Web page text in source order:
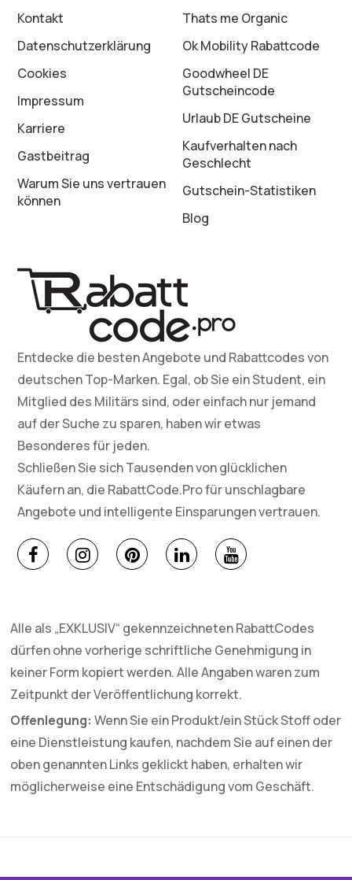
Kontakt
Datenschutz­erklärung
Cookies
Impressum
Karriere
Gastbeitrag
Warum Sie uns vertrauen
können
Thats me Organic
Ok Mobility Rabattcode
Goodwheel DE
Gutscheincode
Urlaub DE Gutscheine
Kaufverhalten nach
Geschlecht
Gutschein-Statistiken
Blog
Entdecke die besten Angebote und Rabattcodes von
deutschen Top-Marken. Egal, ob Sie ein Student, ein
Mitglied des Militärs sind, oder einfach nur jemand
auf der Suche zu sparen, haben wir etwas
Besonderes für jeden.
Schließen Sie sich Tausenden von glücklichen
Käufern an, die RabattCode.Pro für unschlagbare
Angebote und intelligente Einsparungen vertrauen.
Alle als „EXKLUSIV“ gekennzeichneten RabattCodes
dürfen ohne vorherige schriftliche Genehmigung in
keiner Form kopiert werden. Alle Angaben waren zum
Zeitpunkt der Veröffentlichung korrekt.
Offenlegung: Wenn Sie ein Produkt/ein Stück Stoff oder
eine Dienstleistung kaufen, nachdem Sie auf einen der
oben genannten Links geklickt haben, erhalten wir
möglicherweise eine Entschädigung vom Geschäft.